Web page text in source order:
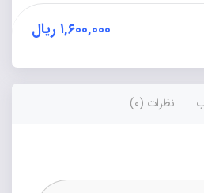
۱,۶۰۰,۰۰۰ ریال
نظرات (0)